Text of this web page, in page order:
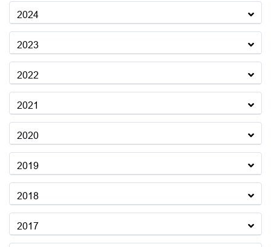
2024
2023
2022
2021
2020
2019
2018
2017